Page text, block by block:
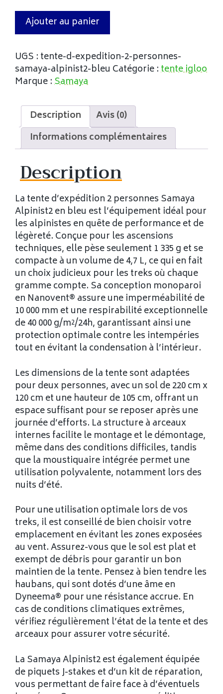
Ajouter au panier
UGS : tente-d-expedition-2-personnes-
samaya-alpinist2-bleu Catégorie :tente igloo
Marque :Samaya
Description
Avis (0)
Informations complémentaires
Description
La tente d’expédition 2 personnes Samaya
Alpinist2 en bleu est l’équipement idéal pour
les alpinistes en quête de performance et de
légèreté. Conçue pour les ascensions
techniques, elle pèse seulement 1 335 g et se
compacte à un volume de 4,7 L, ce qui en fait
un choix judicieux pour les treks où chaque
gramme compte. Sa conception monoparoi
en Nanovent® assure une imperméabilité de
10 000 mm et une respirabilité exceptionnelle
de 40 000 g/m²/24h, garantissant ainsi une
protection optimale contre les intempéries
tout en évitant la condensation à l’intérieur.
Les dimensions de la tente sont adaptées
pour deux personnes, avec un sol de 220 cm x
120 cm et une hauteur de 105 cm, offrant un
espace suffisant pour se reposer après une
journée d’efforts. La structure à arceaux
internes facilite le montage et le démontage,
même dans des conditions difficiles, tandis
que la moustiquaire intégrée permet une
utilisation polyvalente, notamment lors des
nuits d’été.
Pour une utilisation optimale lors de vos
treks, il est conseillé de bien choisir votre
emplacement en évitant les zones exposées
au vent. Assurez-vous que le sol est plat et
exempt de débris pour garantir un bon
maintien de la tente. Pensez à bien tendre les
haubans, qui sont dotés d’une âme en
Dyneema® pour une résistance accrue. En
cas de conditions climatiques extrêmes,
vérifiez régulièrement l’état de la tente et des
arceaux pour assurer votre sécurité.
La Samaya Alpinist2 est également équipée
de piquets J-stakes et d’un kit de réparation,
vous permettant de faire face à d’éventuels